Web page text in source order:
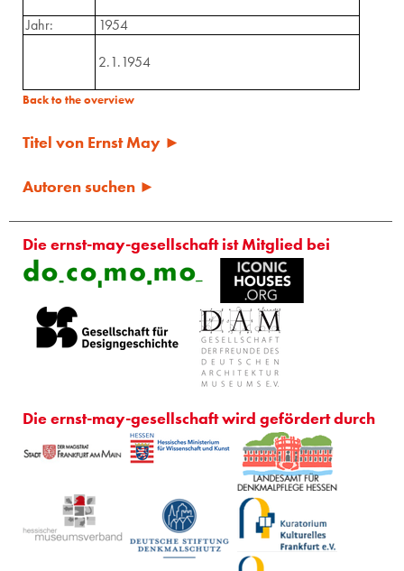
Jahr:
1954
2.1.1954
Back to the overview
Titel von Ernst May ►
Autoren suchen ►
Die ernst-may-gesellschaft ist Mitglied bei
Die ernst-may-gesellschaft wird gefördert durch